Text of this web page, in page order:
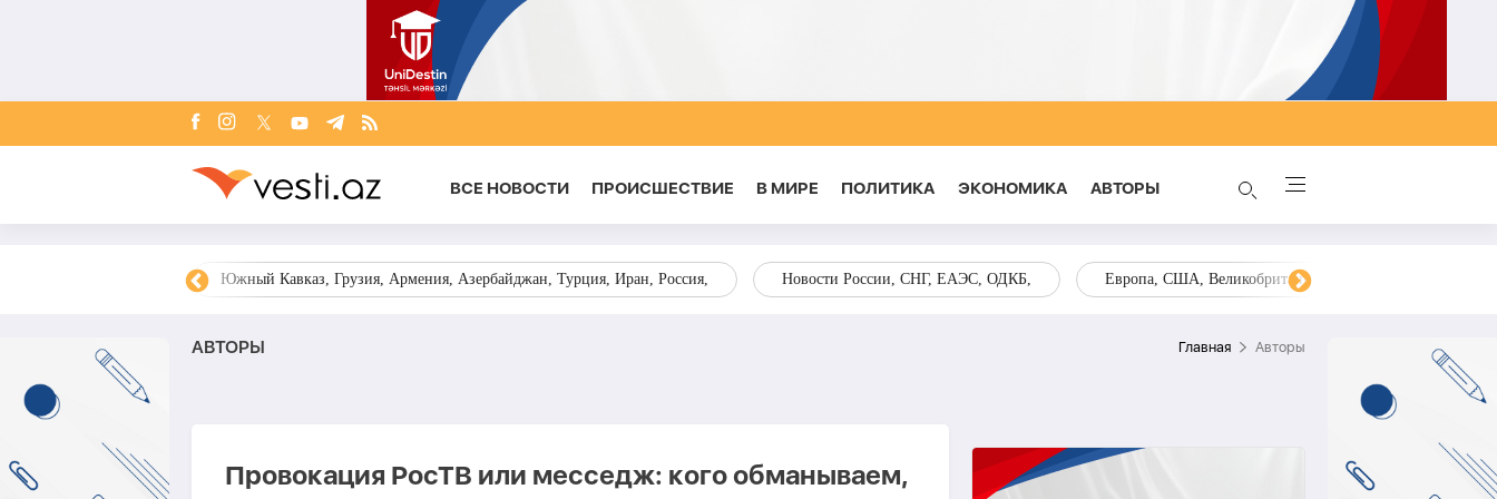
ВСЕ НОВОСТИ ПРОИСШЕСТВИЕ В МИРЕ ПОЛИТИКА ЭКОНОМИКА AВТОРЫ
Южный Кавказ, Грузия, Армения, Азербайджан, Турция, Иран, Россия, Новости России, СНГ, ЕАЭС, ОДКБ, Европа, США, Великобритания, Украина, Запад,
AВТОРЫ Главная Aвторы
Провокация РосТВ или месседж: кого обманываем,